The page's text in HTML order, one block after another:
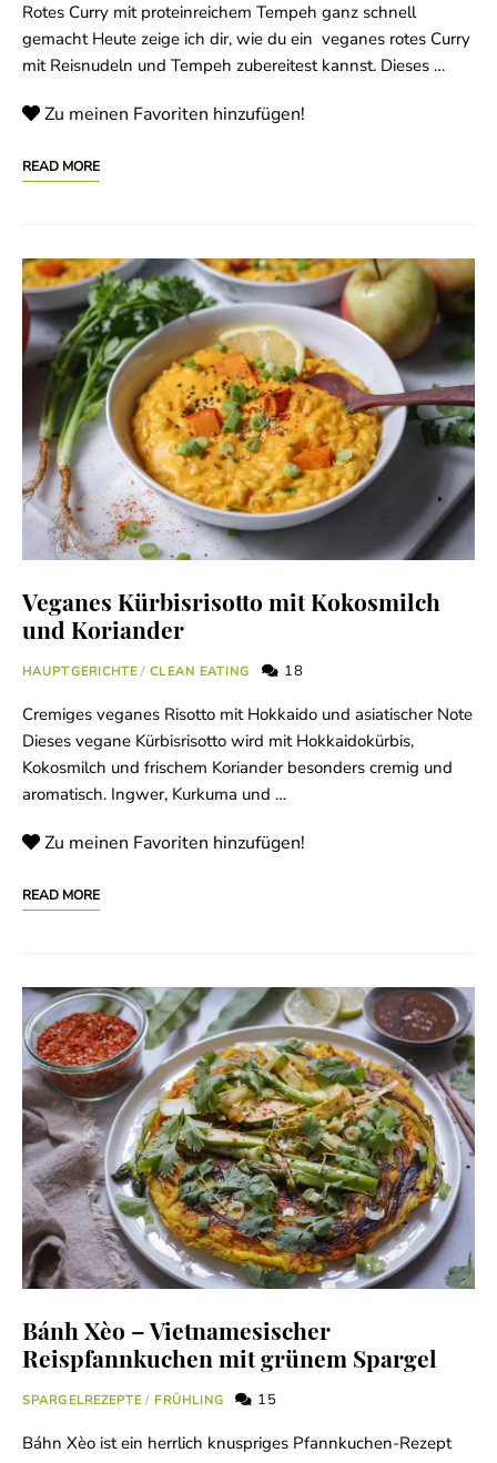
Rotes Curry mit proteinreichem Tempeh ganz schnell
gemacht Heute zeige ich dir, wie du ein veganes rotes Curry
mit Reisnudeln und Tempeh zubereitest kannst. Dieses …
Zu meinen Favoriten hinzufügen!
READ MORE
Veganes Kürbisrisotto mit Kokosmilch
und Koriander
HAUPTGERICHTE / CLEAN EATING 18
Cremiges veganes Risotto mit Hokkaido und asiatischer Note
Dieses vegane Kürbisrisotto wird mit Hokkaidokürbis,
Kokosmilch und frischem Koriander besonders cremig und
aromatisch. Ingwer, Kurkuma und …
Zu meinen Favoriten hinzufügen!
READ MORE
Bánh Xèo – Vietnamesischer
Reispfannkuchen mit grünem Spargel
SPARGELREZEPTE / FRÜHLING 15
Báhn Xèo ist ein herrlich knuspriges Pfannkuchen-Rezept